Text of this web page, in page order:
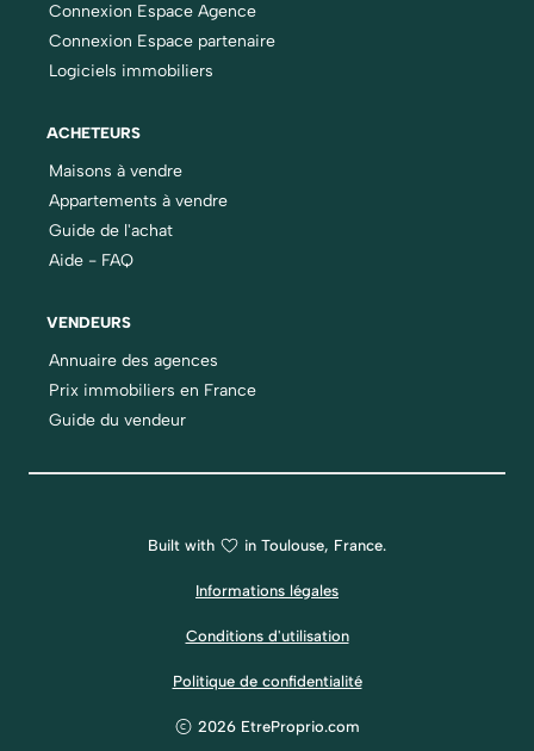
Connexion Espace Agence
Connexion Espace partenaire
Logiciels immobiliers
ACHETEURS
Maisons à vendre
Appartements à vendre
Guide de l'achat
Aide - FAQ
VENDEURS
Annuaire des agences
Prix immobiliers en France
Guide du vendeur
Built with in Toulouse, France.
Informations légales
Conditions d'utilisation
Politique de confidentialité
2026 EtreProprio.com